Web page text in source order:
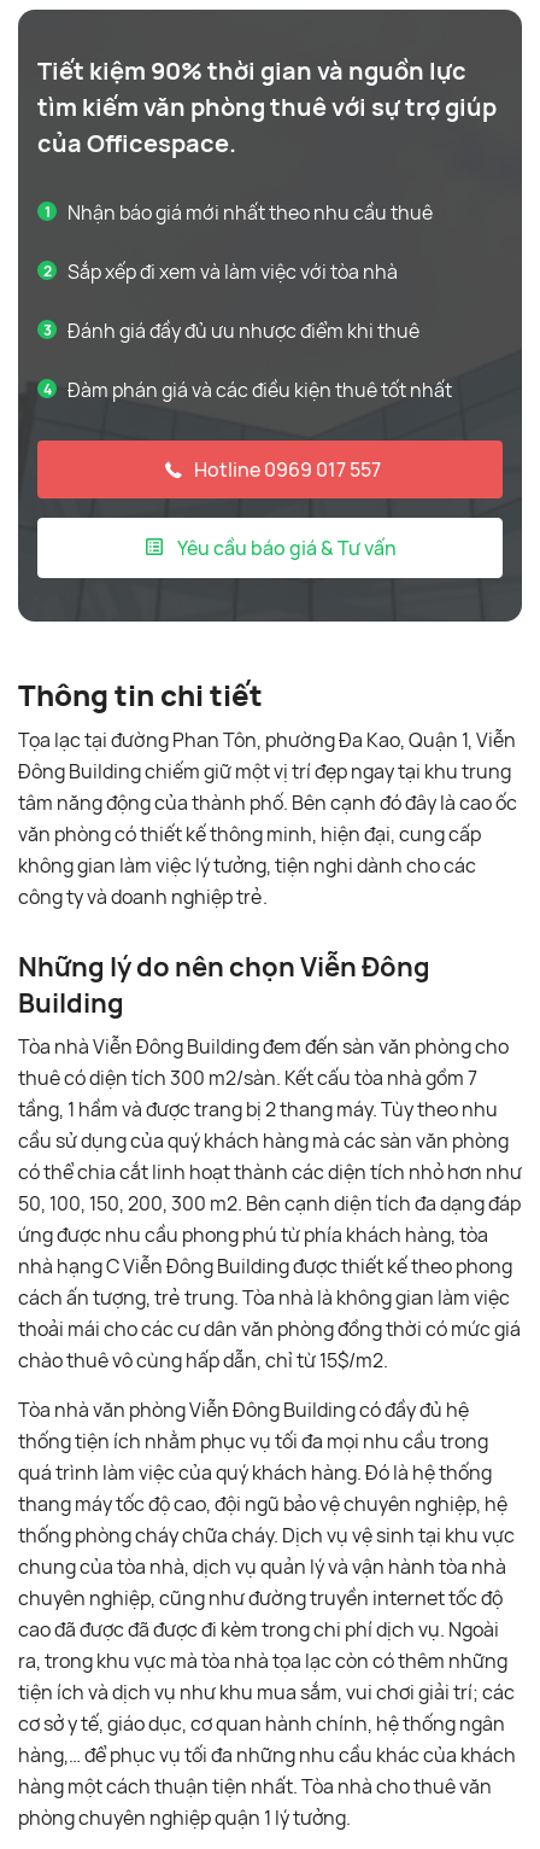
Tiết kiệm 90% thời gian và nguồn lực
tìm kiếm văn phòng thuê với sự trợ giúp
của Officespace.
Nhận báo giá mới nhất theo nhu cầu thuê
Sắp xếp đi xem và làm việc với tòa nhà
Đánh giá đầy đủ ưu nhược điểm khi thuê
Đàm phán giá và các điều kiện thuê tốt nhất
Hotline 0969 017 557
Yêu cầu báo giá & Tư vấn
Thông tin chi tiết
Tọa lạc tại đường Phan Tôn, phường Đa Kao, Quận 1, Viễn
Đông Building chiếm giữ một vị trí đẹp ngay tại khu trung
tâm năng động của thành phố. Bên cạnh đó đây là cao ốc
văn phòng có thiết kế thông minh, hiện đại, cung cấp
không gian làm việc lý tưởng, tiện nghi dành cho các
công ty và doanh nghiệp trẻ.
Những lý do nên chọn Viễn Đông
Building
Tòa nhà Viễn Đông Building đem đến sàn văn phòng cho
thuê có diện tích 300 m2/sàn. Kết cấu tòa nhà gồm 7
tầng, 1 hầm và được trang bị 2 thang máy. Tùy theo nhu
cầu sử dụng của quý khách hàng mà các sàn văn phòng
có thể chia cắt linh hoạt thành các diện tích nhỏ hơn như
50, 100, 150, 200, 300 m2. Bên cạnh diện tích đa dạng đáp
ứng được nhu cầu phong phú từ phía khách hàng, tòa
nhà hạng C Viễn Đông Building được thiết kế theo phong
cách ấn tượng, trẻ trung. Tòa nhà là không gian làm việc
thoải mái cho các cư dân văn phòng đồng thời có mức giá
chào thuê vô cùng hấp dẫn, chỉ từ 15$/m2.
Tòa nhà văn phòng Viễn Đông Building có đầy đủ hệ
thống tiện ích nhằm phục vụ tối đa mọi nhu cầu trong
quá trình làm việc của quý khách hàng. Đó là hệ thống
thang máy tốc độ cao, đội ngũ bảo vệ chuyên nghiệp, hệ
thống phòng cháy chữa cháy. Dịch vụ vệ sinh tại khu vực
chung của tòa nhà, dịch vụ quản lý và vận hành tòa nhà
chuyên nghiệp, cũng như đường truyền internet tốc độ
cao đã được đã được đi kèm trong chi phí dịch vụ. Ngoài
ra, trong khu vực mà tòa nhà tọa lạc còn có thêm những
tiện ích và dịch vụ như khu mua sắm, vui chơi giải trí; các
cơ sở y tế, giáo dục, cơ quan hành chính, hệ thống ngân
hàng,… để phục vụ tối đa những nhu cầu khác của khách
hàng một cách thuận tiện nhất. Tòa nhà cho thuê văn
phòng chuyên nghiệp quận 1 lý tưởng.